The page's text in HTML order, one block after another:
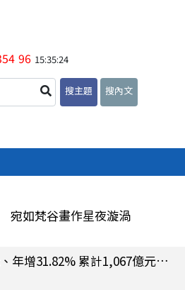
96 15:35:24
搜主題 搜內文
宛如梵谷畫作星夜漩渦
臻鼎營收／7月176億元、年增31.82% 累計1,067億元年增16.5%